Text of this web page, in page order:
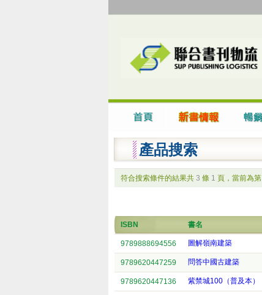
產品搜索
符合搜索條件的結果共 3 條 1 頁，當前為第
ISBN 書名
9789888694556 圖解嶺南建築
9789620447259 問答中國古建築
9789620447136 紫禁城100（普及本）